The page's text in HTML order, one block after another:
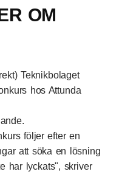
OM
Teknikbolaget
hos Attunda
följer efter en
att söka en lösning
har lyckats", skriver